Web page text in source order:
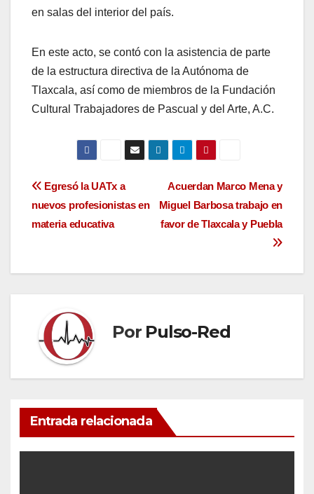
en salas del interior del país.
En este acto, se contó con la asistencia de parte
de la estructura directiva de la Autónoma de
Tlaxcala, así como de miembros de la Fundación
Cultural Trabajadores de Pascual y del Arte, A.C.
Navegación
de
Acuerdan Marco Mena y
Miguel Barbosa trabajo en
favor de Tlaxcala y Puebla
Egresó la UATx a
nuevos profesionistas en
materia educativa
Por Pulso-Red
Entrada relacionada